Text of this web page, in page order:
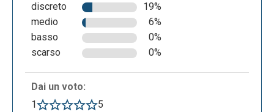
discreto
19%
medio
6%
basso
0%
scarso
0%
Dai un voto:
1
5